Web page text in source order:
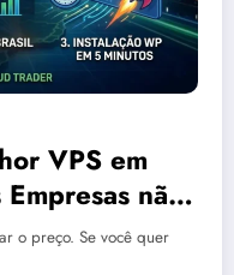
VPS em
não
o preço. Se você quer